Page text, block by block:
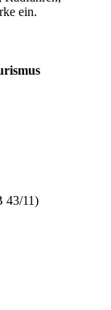
ein.
43/11)